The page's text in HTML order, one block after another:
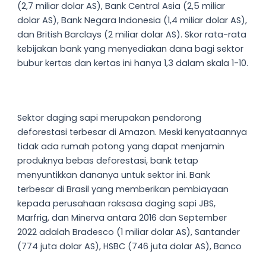
(2,7 miliar dolar AS), Bank Central Asia (2,5 miliar
dolar AS), Bank Negara Indonesia (1,4 miliar dolar AS),
dan British Barclays (2 miliar dolar AS). Skor rata-rata
kebijakan bank yang menyediakan dana bagi sektor
bubur kertas dan kertas ini hanya 1,3 dalam skala 1-10.
Sektor daging sapi merupakan pendorong
deforestasi terbesar di Amazon. Meski kenyataannya
tidak ada rumah potong yang dapat menjamin
produknya bebas deforestasi, bank tetap
menyuntikkan dananya untuk sektor ini. Bank
terbesar di Brasil yang memberikan pembiayaan
kepada perusahaan raksasa daging sapi JBS,
Marfrig, dan Minerva antara 2016 dan September
2022 adalah Bradesco (1 miliar dolar AS), Santander
(774 juta dolar AS), HSBC (746 juta dolar AS), Banco